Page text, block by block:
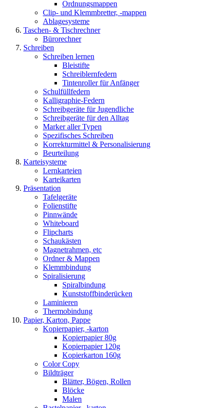
Ordnungsmappen
Clip- und Klemmbretter, -mappen
Ablagesysteme
Taschen- & Tischrechner
Bürorechner
Schreiben
Schreiben lernen
Bleistifte
Schreiblernfedern
Tintenroller für Anfänger
Schulfüllfedern
Kalligraphie-Federn
Schreibgeräte für Jugendliche
Schreibgeräte für den Alltag
Marker aller Typen
Spezifisches Schreiben
Korrekturmittel & Personalisierung
Beurteilung
Karteisysteme
Lernkarteien
Karteikarten
Präsentation
Tafelgeräte
Folienstifte
Pinnwände
Whiteboard
Flipcharts
Schaukästen
Magnetrahmen, etc
Ordner & Mappen
Klemmbindung
Spiralisierung
Spiralbindung
Kunststoffbinderücken
Laminieren
Thermobindung
Papier, Karton, Pappe
Kopierpapier, -karton
Kopierpapier 80g
Kopierpapier 120g
Kopierkarton 160g
Color Copy
Bildträger
Blätter, Bögen, Rollen
Blöcke
Malen